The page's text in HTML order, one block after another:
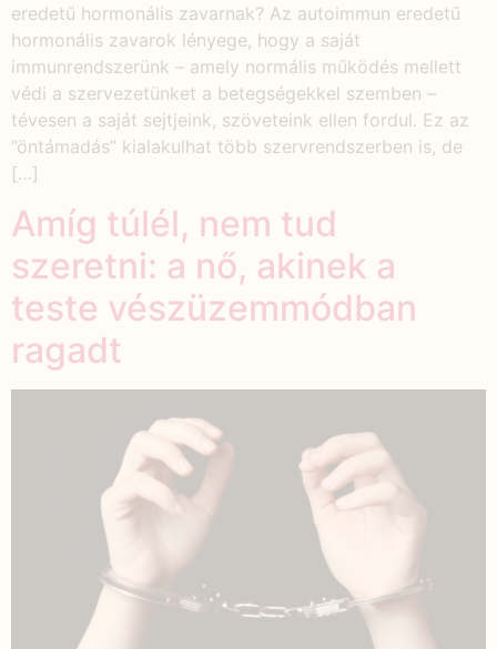
eredetű hormonális zavarnak? Az autoimmun eredetű
hormonális zavarok lényege, hogy a saját
immunrendszerünk – amely normális működés mellett
védi a szervezetünket a betegségekkel szemben –
tévesen a saját sejtjeink, szöveteink ellen fordul. Ez az
”öntámadás” kialakulhat több szervrendszerben is, de
[…]
Amíg túlél, nem tud
szeretni: a nő, akinek a
teste vészüzemmódban
ragadt